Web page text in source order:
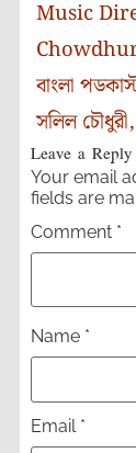
Music
বাংলা
সলিল চৌধুরী
Leave a Reply
Your email
fields are
Comment *
Name *
Email *